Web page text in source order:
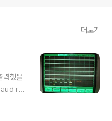
더보기
력했을
rat